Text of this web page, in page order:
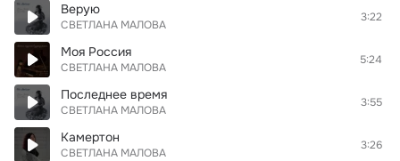
Верую
СВЕТЛАНА МАЛОВА
3:22
Моя Россия
СВЕТЛАНА МАЛОВА
5:24
Последнее время
СВЕТЛАНА МАЛОВА
3:55
Камертон
СВЕТЛАНА МАЛОВА
3:26